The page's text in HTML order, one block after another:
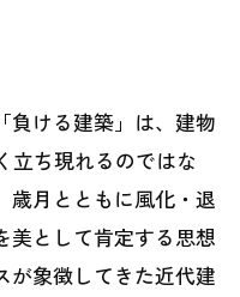
負ける建築」は、建物
立ち現れるのではな
歳月とともに風化・退
美として肯定する思想
が象徴してきた近代建